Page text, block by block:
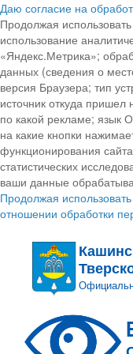
Даю согласие на
Продолжая
использование
«Яндекс.Метрика»;
данных (сведения о
версия Браузера; тип
источник откуда пришел
по какой рекламе; язык
на какие кнопки
функционирования
статистических
ваши данные
Продолжая
отношении обработки